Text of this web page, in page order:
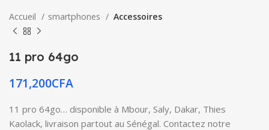
Accueil smartphones Accessoires
11 pro 64go
171,200CFA
11 pro 64go… disponible à Mbour, Saly, Dakar, Thies
Kaolack, livraison partout au Sénégal. Contactez notre